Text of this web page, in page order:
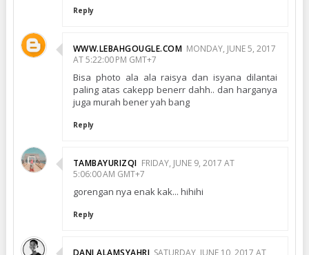
Reply
WWW.LEBAHGOUGLE.COM MONDAY, JUNE 5, 2017
AT 5:22:00 PM GMT+7
Bisa photo ala ala raisya dan isyana dilantai
paling atas cakepp benerr dahh.. dan harganya
juga murah bener yah bang
Reply
TAMBAYURIZQI FRIDAY, JUNE 9, 2017 AT
5:06:00 AM GMT+7
gorengan nya enak kak... hihihi
Reply
DANI ALAMSYAHRI SATURDAY, JUNE 10, 2017 AT